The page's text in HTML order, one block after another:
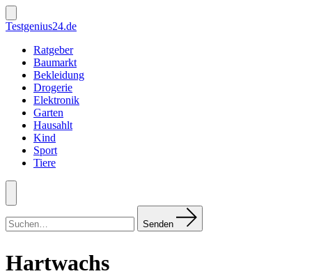
Zum
Inhalt
springen
Suche
ein-/ausblenden
Testgenius24.de
Ratgeber
Baumarkt
Bekleidung
Drogerie
Elektronik
Garten
Hausahlt
Kind
Sport
Tiere
Menü
nach:
Senden
Hartwachs